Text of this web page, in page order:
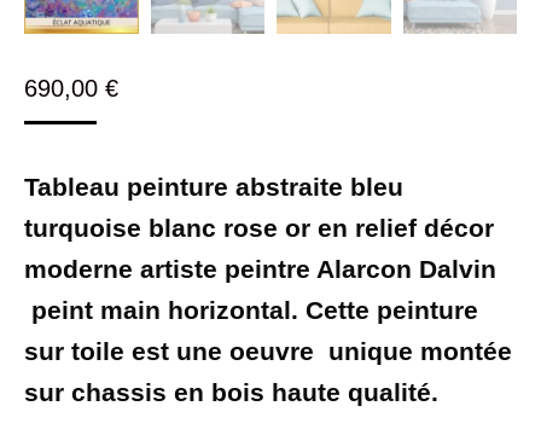
690,00 €
Tableau peinture abstraite bleu
turquoise blanc rose or en relief décor
moderne artiste peintre Alarcon Dalvin
peint main horizontal. Cette peinture
sur toile est une oeuvre unique montée
sur chassis en bois haute qualité.